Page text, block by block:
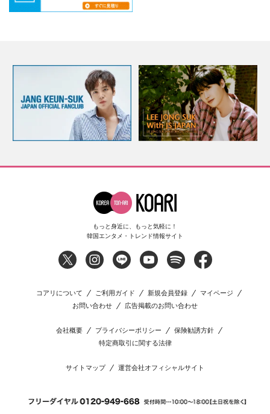
もっと身近に、もっと気軽に！
韓国エンタメ・トレンド情報サイト
コアリについて ご利用ガイド 新規会員登録
マイページ
お問い合わせ
広告掲載のお問い合わせ
会社概要 プライバシーポリシー
保険勧誘方針
特定商取引に関する法律
サイトマップ 運営会社オフィシャルサイト